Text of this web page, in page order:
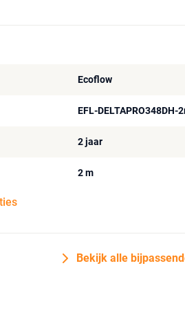
Ecoflow
EFL-DELTAPRO348DH-
2 jaar
2 m
Bekijk alle